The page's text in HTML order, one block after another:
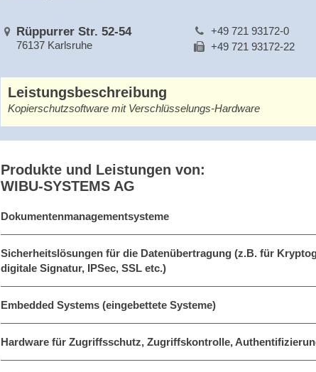
Rüppurrer Str. 52-54
76137 Karlsruhe
+49 721 93172-0
+49 721 93172-22
Leistungsbeschreibung
Kopierschutzsoftware mit Verschlüsselungs-Hardware
Produkte und Leistungen von:
WIBU-SYSTEMS AG
Dokumentenmanagementsysteme
Sicherheitslösungen für die Datenübertragung (z.B. für
digitale Signatur, IPSec, SSL etc.)
Embedded Systems (eingebettete Systeme)
Hardware für Zugriffsschutz, Zugriffskontrolle,